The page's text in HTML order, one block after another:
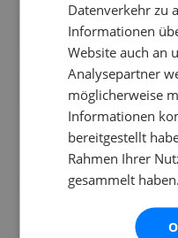
Welche
Wie lange dauert
Standorte
Verfügbar an
Datenverkehr zu
Informationen
Website auch an
Analysepartner
möglicherweise
Informationen
bereitgestellt
Rahmen Ihrer
gesammelt haben.